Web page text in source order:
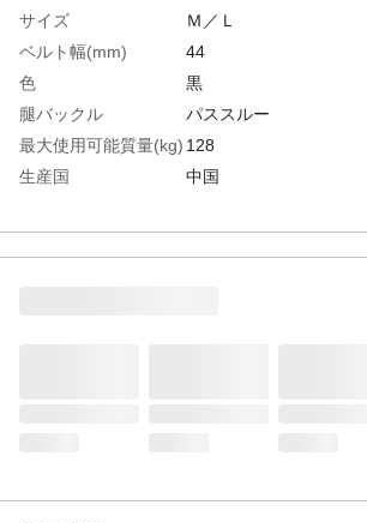
サイズ
Ｍ／Ｌ
ベルト幅(mm)
44
色
黒
腿バックル
パススルー
最大使用可能質量(kg) 128
生産国
中国